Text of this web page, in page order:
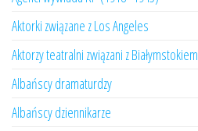
Aktorki związane z Los Angeles
Aktorzy teatralni związani z Białymstokiem
Albańscy dramaturdzy
Albańscy dziennikarze